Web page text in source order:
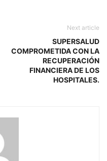
Next article
SUPERSALUD
COMPROMETIDA CON LA
RECUPERACIÓN
FINANCIERA DE LOS
HOSPITALES.